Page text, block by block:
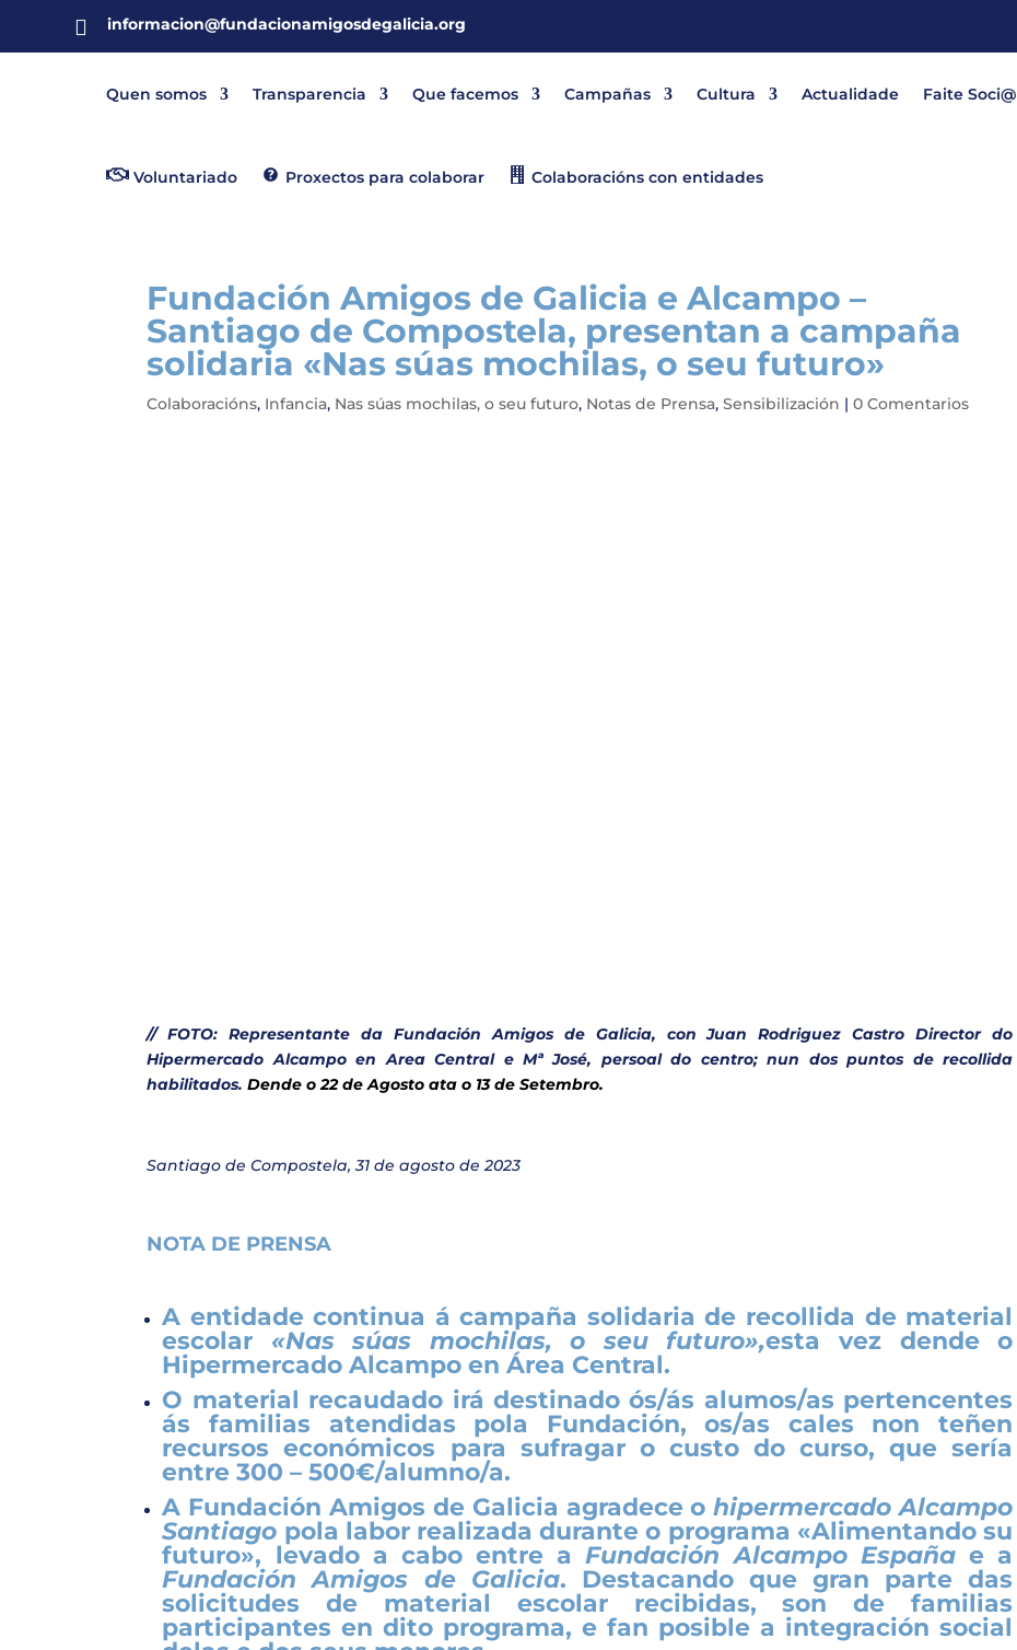
 informacion@fundacionamigosdegalicia.org
Quen somos Transparencia Que facemos Campañas Cultura Actualidade Faite Soci@
Voluntariado Proxectos para colaborar Colaboracións con entidades
Fundación Amigos de Galicia e Alcampo –
Santiago de Compostela, presentan a campaña
solidaria «Nas súas mochilas, o seu futuro»
Colaboracións, Infancia, Nas súas mochilas, o seu futuro, Notas de Prensa,Sensibilización |0 Comentarios
// FOTO: Representante da Fundación Amigos de Galicia, con Juan Rodriguez Castro Director do
Hipermercado Alcampo en Area Central e Mª José, persoal do centro; nun dos puntos de recollida
habilitados.Dende o 22 de Agosto ata o 13 de Setembro.
Santiago de Compostela, 31 de agosto de 2023
NOTA DE PRENSA
A entidade continua á campaña solidaria de recollida de material
escolar «Nas súas mochilas, o seu futuro»,esta vez dende o
Hipermercado Alcampo en Área Central.
O material recaudado irá destinado ós/ás alumos/as pertencentes
ás familias atendidas pola Fundación, os/as cales non teñen
recursos económicos para sufragar o custo do curso, que sería
entre 300 – 500€/alumno/a.
A Fundación Amigos de Galicia agradece ohipermercado Alcampo
Santiago pola labor realizada durante o programa «Alimentando su
futuro», levado a cabo entre aFundación Alcampo Españae a
Fundación Amigos de Galicia. Destacando que gran parte das
solicitudes de material escolar recibidas, son de familias
participantes en dito programa, e fan posible a integración social